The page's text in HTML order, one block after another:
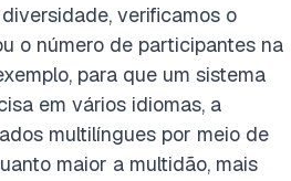
verificamos o
o número de participantes na
para que um sistema
em vários idiomas, a
multilíngues por meio de
maior a multidão, mais